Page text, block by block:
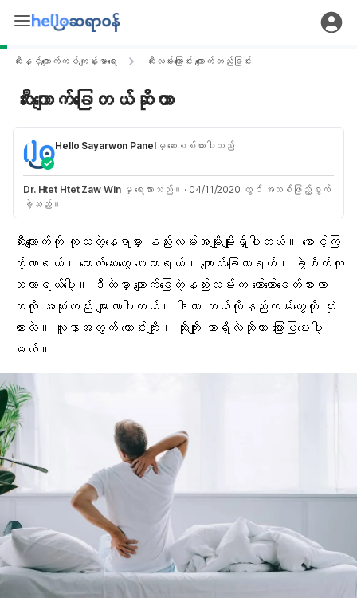
ဆီးနှင့်ကျောက်ကပ်ကျန်းမာရေး ဆီးလမ်းကြောင်း ကျောက်တည်ခြင်း
ဆီးကျောက်ခြေတယ်ဆိုတာ
Hello Sayarwon Panelမှ ဆေးစစ်ထားပါသည်
Dr. Htet Htet Zaw Winမှ ရေးသားသည်။ · 04/11/2020 တွင် အသစ်ဖြည့်စွက်
ခဲ့သည်။
ဆီးကျောက်ကို ကုသတဲ့နေရာမှာ နည်းလမ်းအမျိုးမျိုးရှိပါတယ်။ စောင့်ကြ
ည့်တာရယ်၊ သောက်ဆေးတွေ ပေးတာရယ်၊ကျောက်ခြေ တာရယ်၊ ခွဲစိတ်ကု
သတာရယ်ပေါ့။ ဒီထဲမှာ ကျောက်ခြေတဲ့နည်းလမ်းက တော်တော်ခေတ်စားလာ
သလို အသုံးလည်း များလာပါတယ်။ ဒါဟာ ဘယ်လိုနည်းလမ်းတွေကို သုံး
ထားလဲ။ လူနာအတွက် ကောင်းကျိုး၊ ဆိုးကျိုး ဘာရှိလဲဆိုတာ ပြောပြပေးပါ့
မယ်။